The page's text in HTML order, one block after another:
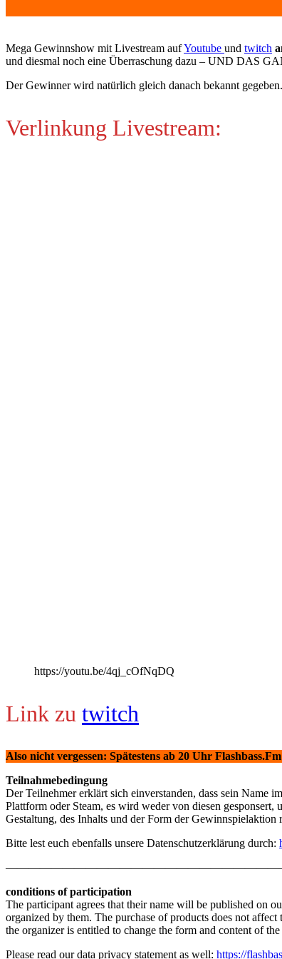
Mega Gewinnshow mit Livestream aufYoutube und twitch
und diesmal noch eine Überraschung dazu – UND DAS
Der Gewinner wird natürlich gleich danach bekannt gegeben.
Verlinkung Livestream:
https://youtu.be/4qj_cOfNqDQ
Link zu twitch
Also nicht vergessen: Spätestens ab 20 Uhr
Teilnahmebedingung
Der Teilnehmer erklärt sich einverstanden, dass sein
Plattform oder Steam, es wird weder von diesen
Gestaltung, des Inhalts und der Form der
Bitte lest euch ebenfalls unsere Datenschutzerklärung durch:
conditions of participation
The participant agrees that their name will be published on
organized by them. The purchase of products does not
the organizer is entitled to change the form and content of
Please read our data privacy statement as well: https://